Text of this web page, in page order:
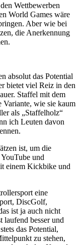
Wettbewerben
World Games wäre
Aber wie bei
die Anerkennung
absolut das Potential
bietet viel Reiz in den
Staffel mit dem
Variante, wie sie kaum
als „Staffelholz“
ich Leuten davon
ist, um die
und
einem Kickbike und
eine
DiscGolf,
ist ja auch nicht
laufend besser und
das Potential,
zu stehen,